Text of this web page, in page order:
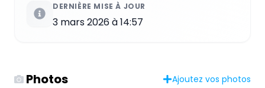
DERNIÈRE MISE À JOUR
3 mars 2026 à 14:57
Photos Ajoutez vos photos